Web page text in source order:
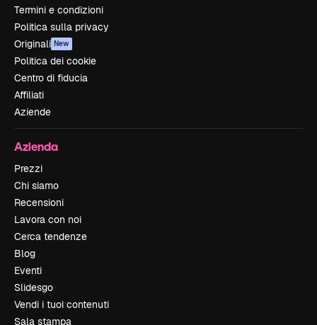
Termini e condizioni
Politica sulla privacy
Originali New
Politica dei cookie
Centro di fiducia
Affiliati
Aziende
Azienda
Prezzi
Chi siamo
Recensioni
Lavora con noi
Cerca tendenze
Blog
Eventi
Slidesgo
Vendi i tuoi contenuti
Sala stampa